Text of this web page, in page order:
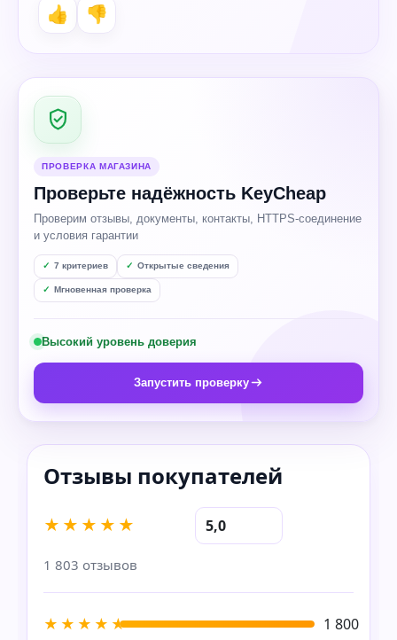
👍 👎
ПРОВЕРКА МАГАЗИНА
Проверьте надёжность KeyCheap
Проверим отзывы, документы, контакты, HTTPS-соединение
и условия гарантии
7 критериев Открытые сведения
Мгновенная проверка
Высокий уровень доверия
Запустить проверку
★★★★★ 5,0
1 803 отзывов
★★★★★
1 800